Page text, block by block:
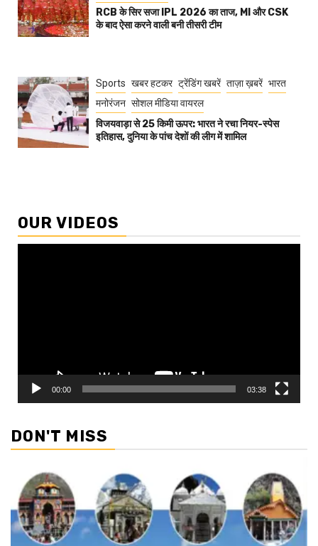
RCB के सिर सजा IPL 2026 का ताज, MI और CSK
के बाद ऐसा करने वाली बनी तीसरी टीम
Sports खबर हटकर ट्रेंडिंग खबरें ताज़ा ख़बरें भारत
मनोरंजन सोशल मीडिया वायरल
विजयवाड़ा से 25 किमी ऊपर: भारत ने रचा नियर-स्पेस
इतिहास, दुनिया के पांच देशों की लीग में शामिल
OUR VIDEOS
00:00 03:38
DON'T MISS